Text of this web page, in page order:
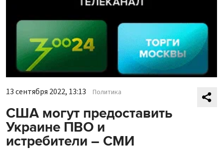
13 сентября 2022, 13:13 Политика
США могут предоставить
Украине ПВО и
истребители – СМИ